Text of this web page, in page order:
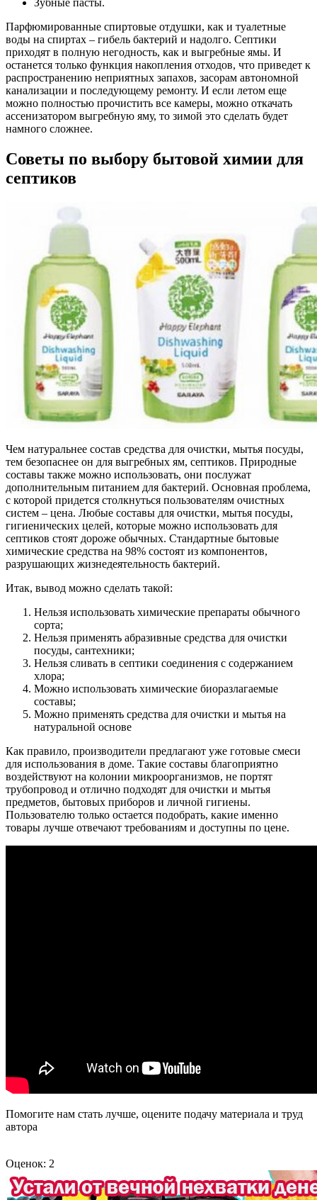
Зубные пасты.
Парфюмированные спиртовые отдушки, как и туалетные
воды на спиртах – гибель бактерий и надолго. Септики
приходят в полную негодность, как и выгребные ямы. И
останется только функция накопления отходов, что приведет к
распространению неприятных запахов, засорам автономной
канализации и последующему ремонту. И если летом еще
можно полностью прочистить все камеры, можно откачать
ассенизатором выгребную яму, то зимой это сделать будет
намного сложнее.
Советы по выбору бытовой химии для
септиков
Чем натуральнее состав средства для очистки, мытья посуды,
тем безопаснее он для выгребных ям, септиков. Природные
составы также можно использовать, они послужат
дополнительным питанием для бактерий. Основная проблема,
с которой придется столкнуться пользователям очистных
систем – цена. Любые составы для очистки, мытья посуды,
гигиенических целей, которые можно использовать для
септиков стоят дороже обычных. Стандартные бытовые
химические средства на 98% состоят из компонентов,
разрушающих жизнедеятельность бактерий.
Итак, вывод можно сделать такой:
Нельзя использовать химические препараты обычного
сорта;
Нельзя применять абразивные средства для очистки
посуды, сантехники;
Нельзя сливать в септики соединения с содержанием
хлора;
Можно использовать химические биоразлагаемые
составы;
Можно применять средства для очистки и мытья на
натуральной основе
Как правило, производители предлагают уже готовые смеси
для использования в доме. Такие составы благоприятно
воздействуют на колонии микроорганизмов, не портят
трубопровод и отлично подходят для очистки и мытья
предметов, бытовых приборов и личной гигиены.
Пользователю только остается подобрать, какие именно
товары лучше отвечают требованиям и доступны по цене.
Помогите нам стать лучше, оцените подачу материала и труд
автора
Оценок: 2